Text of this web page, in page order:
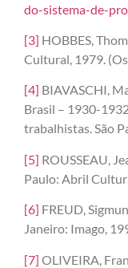
do-sistema-de-
[3] HOBBES,
Cultural, 1979.
[4] BIAVASCHI,
Brasil – 1930-
trabalhistas. São
[5] ROUSSEAU,
Paulo: Abril
[6] FREUD,
Janeiro: Imago,
[7] OLIVEIRA,